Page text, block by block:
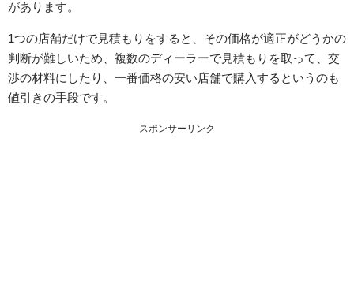
があります。
1つの店舗だけで見積もりをすると、その価格が適正がどうかの
判断が難しいため、複数のディーラーで見積もりを取って、交
渉の材料にしたり、一番価格の安い店舗で購入するというのも
値引きの手段です。
スポンサーリンク